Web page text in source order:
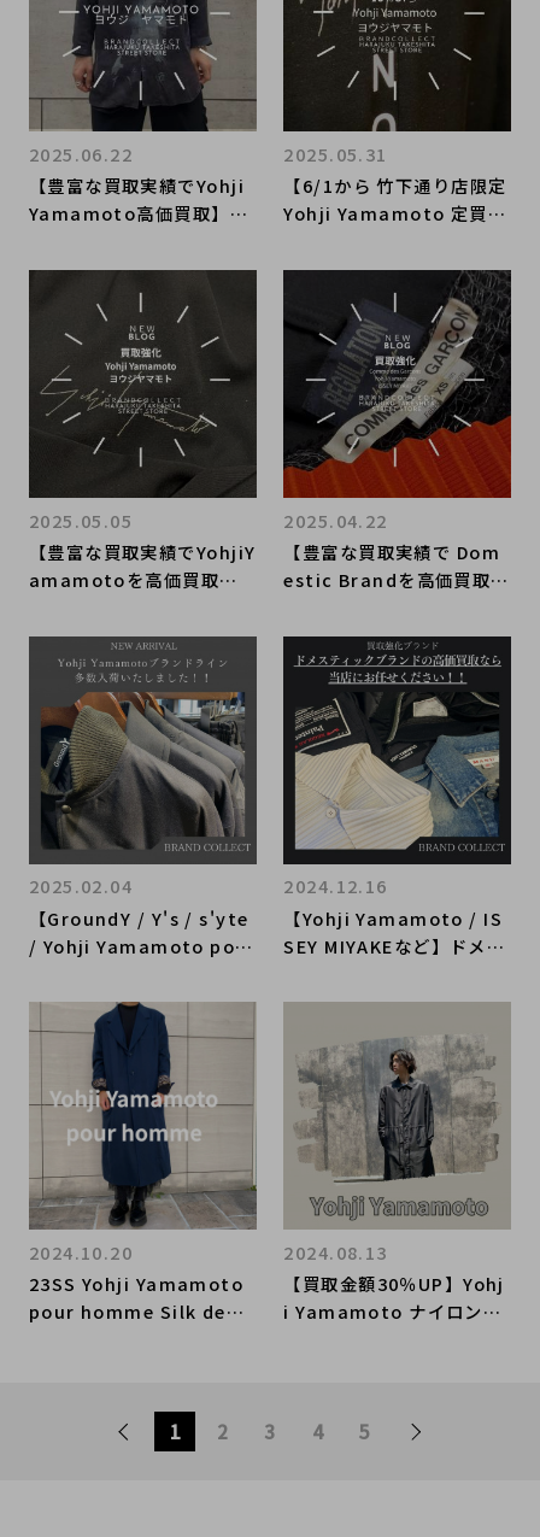
【豊富な買取実績でYohji
Yamamoto高価買取】ブ
り店ならではのヨウジヤマ
モト買取オススメアイテム
をご紹介
2025.06.22
【6/1から 竹下通り店限定
Yohji Yamamoto 定買取
ト原宿竹下通り店ならでは
のヨウジヤマモトオススメ
買取アイテムをご紹介
2025.05.31
【豊富な買取実績でYohjiY
amamotoを高価買取】
通り店ならではのヨウジヤ
マモトの強化買取アイテム
をご紹介
2025.05.05
【豊富な買取実績で Dom
estic Brandを高価買取】
通り店ならではの、ドメブ
ラのオススメ買取ポイント
をご紹介。
2025.04.22
【GroundY / Y's / s'yte
/ Yohji Yamamoto pou
motoブランドライン多数
入荷いたしました！！
2025.02.04
【Yohji Yamamoto / IS
SEY MIYAKEなど】ドメス
取ならBRAND COLLECT
原宿竹下通り店にお任せく
ださい！！
2024.12.16
23SS Yohji Yamamoto
pour homme Silk deni
ドコレクト竹下通り店にお
任せください！！
2024.10.20
【買取金額30％UP】Yohj
i Yamamoto ナイロンド
細も一緒にご紹介いたしま
2024.08.13
1 2 3 4 5